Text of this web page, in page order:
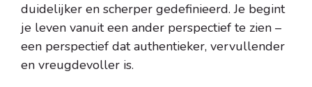
duidelijker en scherper gedefinieerd. Je begint
je leven vanuit een ander perspectief te zien –
een perspectief dat authentieker, vervullender
en vreugdevoller is.